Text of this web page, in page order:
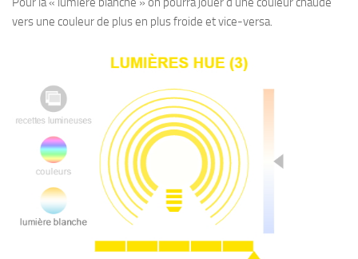
vers une couleur de plus en plus froide et vice-versa.